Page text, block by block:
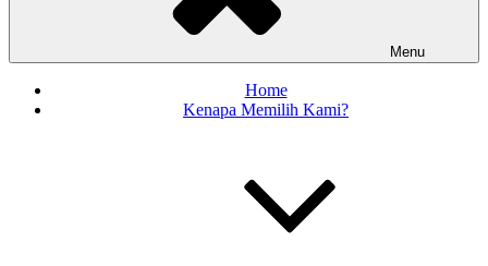
Menu
Home
Kenapa Memilih Kami?